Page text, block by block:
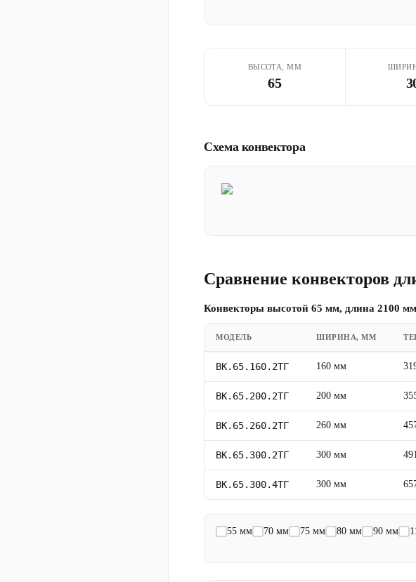
ВЫСОТА, ММ
65
Схема конвектора
Сравнение конвекторов
Конвекторы высотой 65 мм, длина 2100 мм
МОДЕЛЬ ШИРИНА, ММ
ВК.65.160.2ТГ 160 мм
ВК.65.200.2ТГ 200 мм
ВК.65.260.2ТГ 260 мм
ВК.65.300.2ТГ 300 мм 491
ВК.65.300.4ТГ 300 мм
55 мм 70 мм 75 мм 80 мм 90 мм